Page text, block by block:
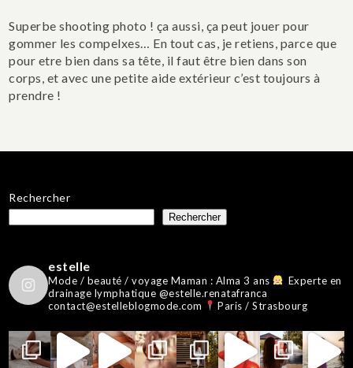
Superbe shooting photo ! ça aussi, ça peut jouer pour
gommer les compelxes… En tout cas, je retiens, parce que
pour etre bien dans sa tête, il faut être bien dans son
corps, et avec une petite aide extérieur c’est toujours à
prendre !
Rechercher
Rechercher
estelle
Mode / beauté / voyage Maman : Alma 3 ans
Experte en
drainage lymphatique @estelle.renatafranca
contact@estelleblogmode.com
Paris / Strasbourg